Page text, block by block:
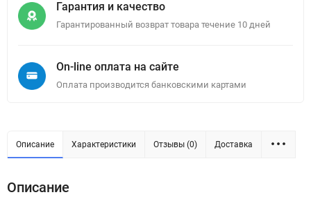
Гарантия и качество
Гарантированный возврат товара течение 10 дней
On-line оплата на сайте
Оплата производится банковскими картами
Описание Характеристики Отзывы (0) Доставка
Описание